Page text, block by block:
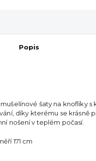
Popis
šaty na knoflíky
díky kterému se krásně
nošení v teplém počasí.
171 cm